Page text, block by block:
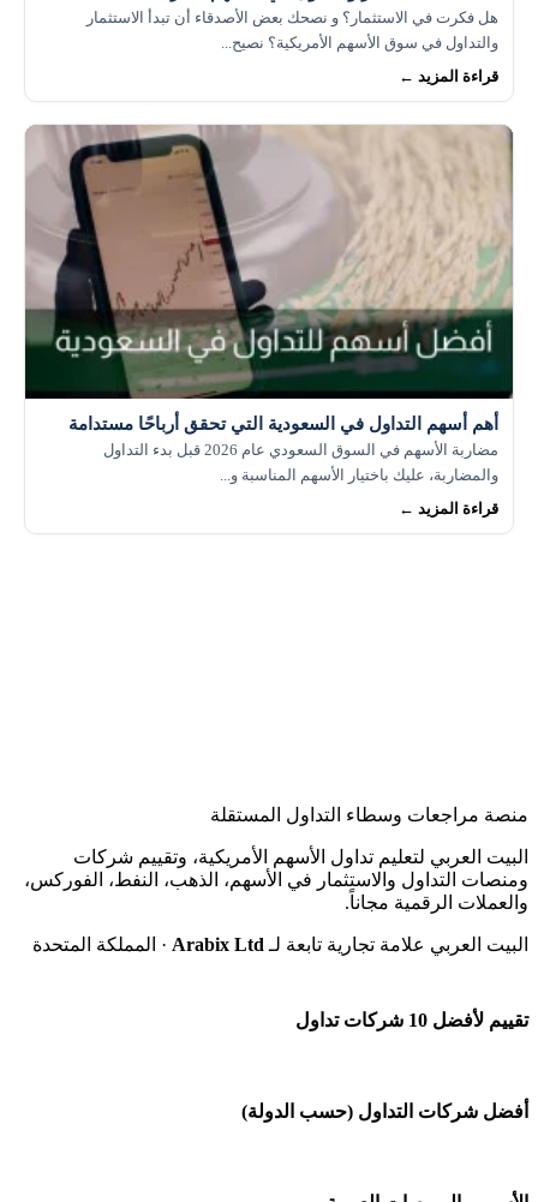
هل فكرت في الاستثمار؟ و نصحك بعض الأصدقاء أن تبدأ الاستثمار
والتداول في سوق الأسهم الأمريكية؟ نصيح...
قراءة المزيد ←
أهم أسهم التداول في السعودية التي تحقق أرباحًا مستدامة
مضاربة الأسهم في السوق السعودي عام 2026 قبل بدء التداول
والمضاربة، عليك باختيار الأسهم المناسبة و...
قراءة المزيد ←
منصة مراجعات وسطاء التداول المستقلة
البيت العربي لتعليم تداول الأسهم الأمريكية، وتقييم شركات
ومنصات التداول والاستثمار في الأسهم، الذهب، النفط، الفوركس،
والعملات الرقمية مجاناً.
البيت العربي علامة تجارية تابعة لـ Arabix Ltd · المملكة المتحدة
تقييم لأفضل 10 شركات تداول
شركة Capital.com
أفضل شركات التداول (حسب الدولة)